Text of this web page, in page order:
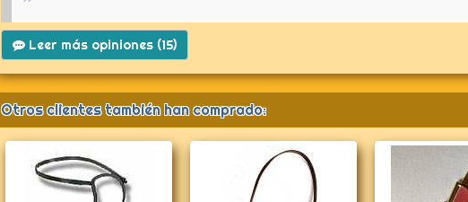
Leer más opiniones (15)
Otros clientes también han comprado: